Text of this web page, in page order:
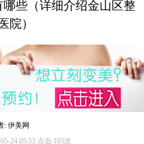
哪些（详细介绍金山区整
院）
: 伊美网
24 05:53 点击:105次